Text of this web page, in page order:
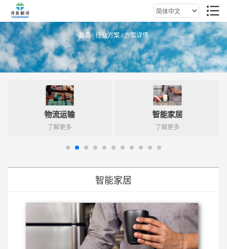
首页/行业方案/ 方案详情
物流运输
了解更多
智能家居
了解更多
智能家居